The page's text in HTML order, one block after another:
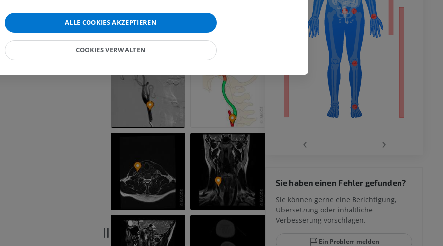
MRT des Handgelenks
PREMIUM
MRT
MRT der unteren Extremität
MRT
Hüft-MRT
MRT
Knie-MRT
MRT
CT-Arthografie des
Kniegelenks
CT-Arthrogramm
PREMIUM
MRT des Sprunggelenks und
des Rückfußes
‹ ›
Sie haben einen Fehler gefunden?
Sie können gerne eine Berichtigung,
Übersetzung oder inhaltliche
Verbesserung vorschlagen.
Ein Problem melden
ALLE COOKIES AKZEPTIEREN
COOKIES VERWALTEN